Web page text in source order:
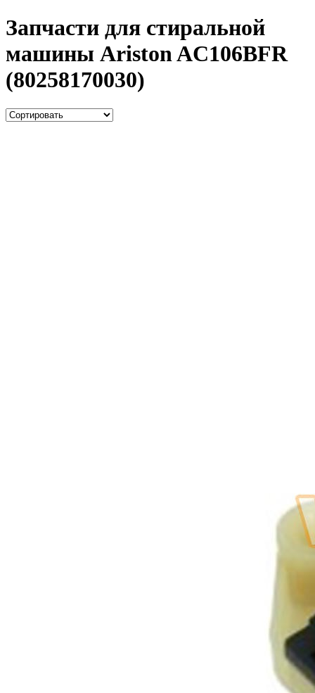
Запчасти для стиральной
машины Ariston AC106BFR
(80258170030)